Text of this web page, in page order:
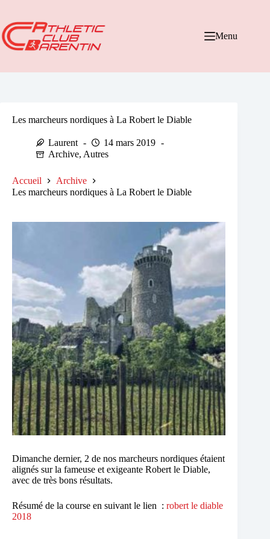
contenu
Menu
Les marcheurs nordiques à La Robert le Diable
Laurent
14 mars 2019
Archive, Autres
Accueil
Archive
Les marcheurs nordiques à La Robert le Diable
Dimanche dernier, 2 de nos marcheurs nordiques étaient
alignés sur la fameuse et exigeante Robert le Diable,
avec de très bons résultats.
Résumé de la course en suivant le lien : robert le diable
2018